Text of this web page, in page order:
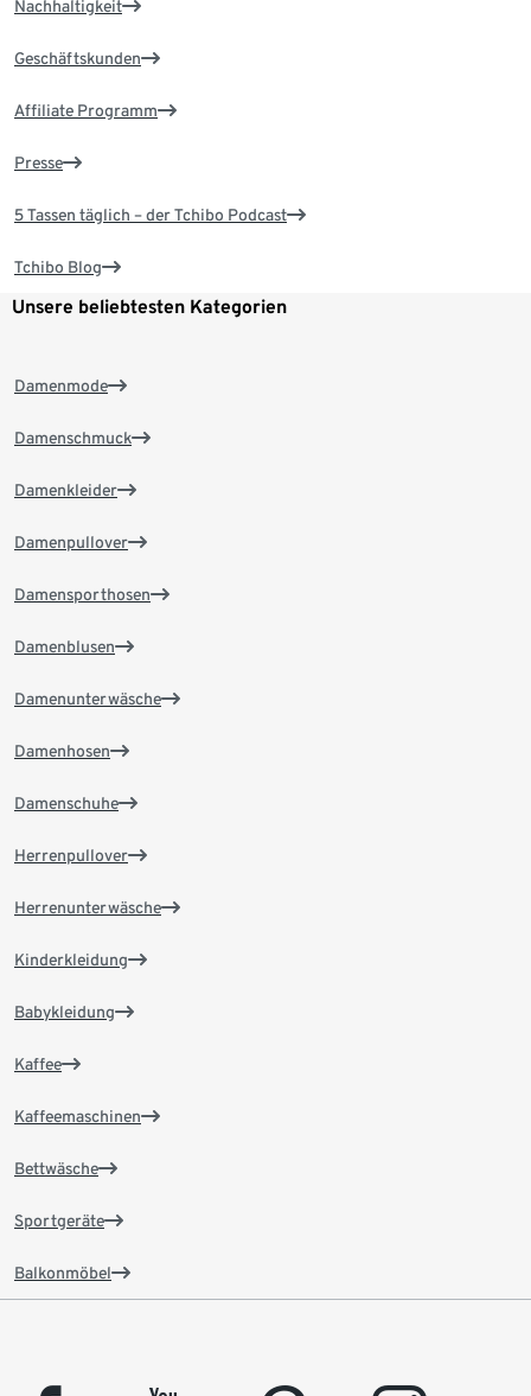
Nachhaltigkeit
Geschäftskunden
Affiliate Programm
Presse
5 Tassen täglich – der Tchibo Podcast
Tchibo Blog
Unsere beliebtesten Kategorien
Damenmode
Damenschmuck
Damenkleider
Damenpullover
Damensporthosen
Damenblusen
Damenunterwäsche
Damenhosen
Damenschuhe
Herrenpullover
Herrenunterwäsche
Kinderkleidung
Babykleidung
Kaffee
Kaffeemaschinen
Bettwäsche
Sportgeräte
Balkonmöbel